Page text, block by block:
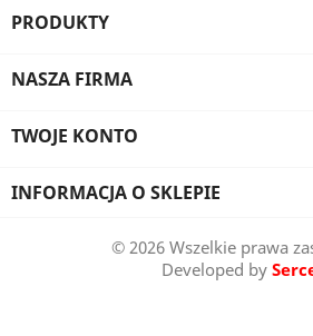
PRODUKTY
NASZA FIRMA
TWOJE KONTO
INFORMACJA O SKLEPIE
© 2026 Wszelkie prawa
Developed by